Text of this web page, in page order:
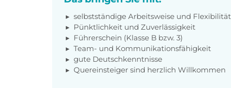
selbstständige Arbeitsweise und Flexibilität
Pünktlichkeit und Zuverlässigkeit
Führerschein (Klasse B bzw. 3)
Team- und Kommunikationsfähigkeit
gute Deutschkenntnisse
Quereinsteiger sind herzlich Willkommen